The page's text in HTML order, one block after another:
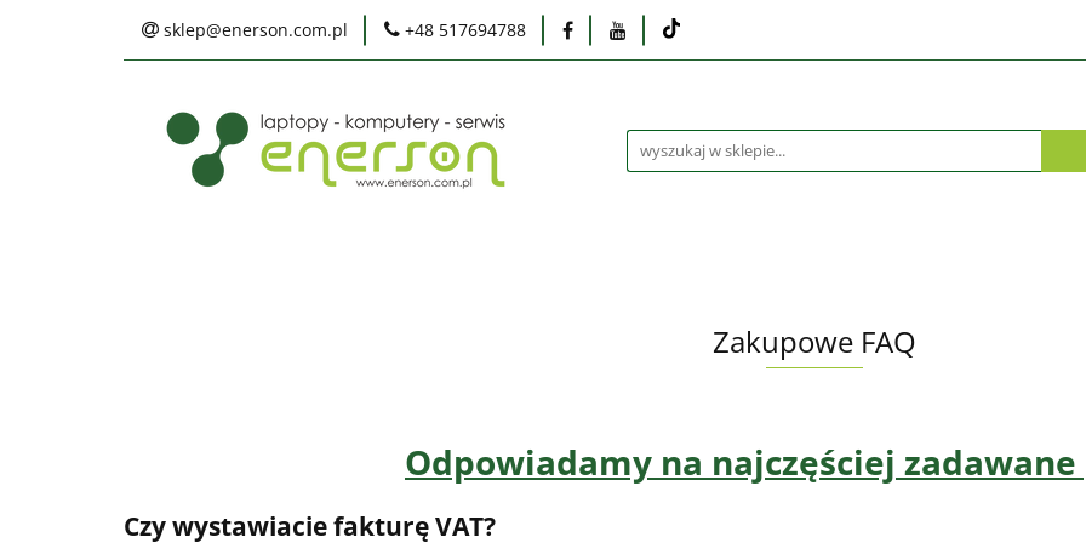
sklep@enerson.com.pl +48 517694788
Laptopy PC Monitory
Karty graficzne Akcesoria Telefony i tablety Serwis Praca
Zakupowe FAQ
Odpowiadamy na najczęściej
Czy wystawiacie fakturę VAT?